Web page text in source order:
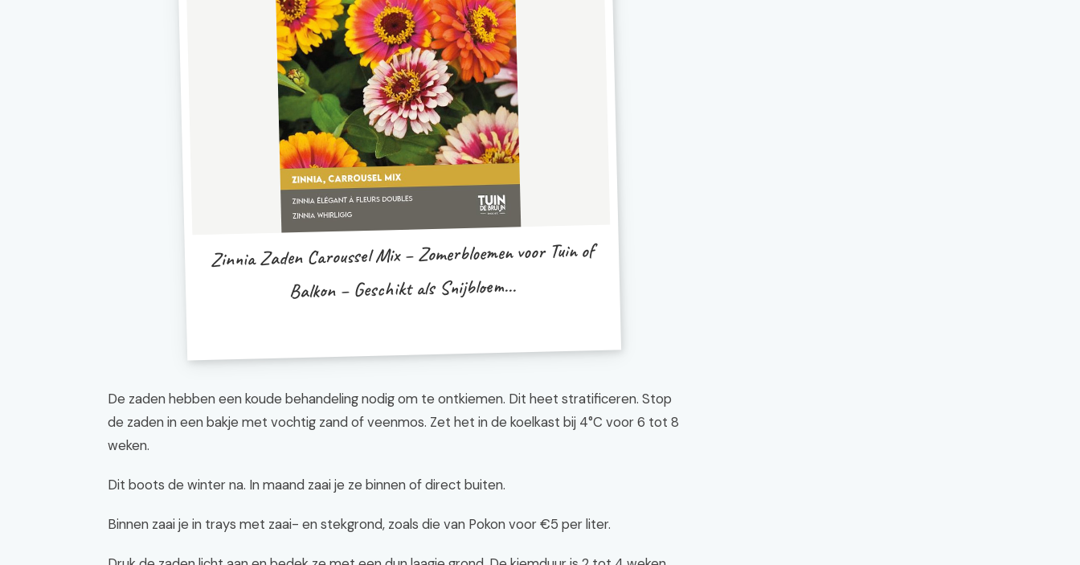
Zinnia Zaden Caroussel Mix – Zomerbloemen voor Tuin of
Balkon – Geschikt als Snijbloem...
De zaden hebben een koude behandeling nodig om te ontkiemen. Dit heet stratificeren. Stop
de zaden in een bakje met vochtig zand of veenmos. Zet het in de koelkast bij 4°C voor 6 tot 8
weken.
Dit boots de winter na. In maand zaai je ze binnen of direct buiten.
Binnen zaai je in trays met zaai- en stekgrond, zoals die van Pokon voor €5 per liter.